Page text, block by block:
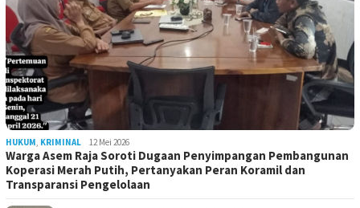
HUKUM, KRIMINAL 12 Mei 2026
Warga Asem Raja Soroti Dugaan Penyimpangan Pembangunan
Koperasi Merah Putih, Pertanyakan Peran Koramil dan
Transparansi Pengelolaan